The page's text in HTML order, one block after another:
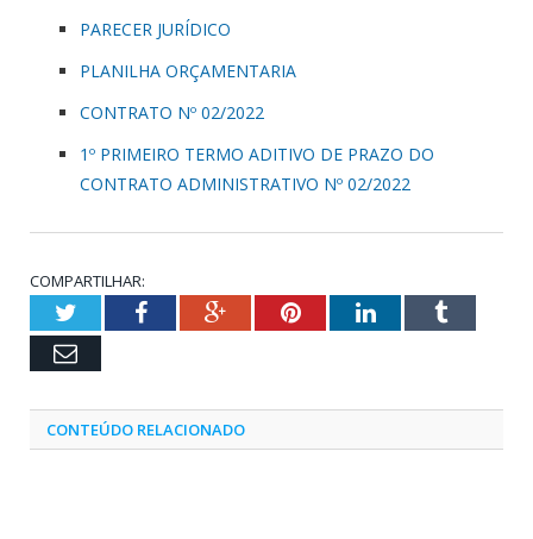
PARECER JURÍDICO
PLANILHA ORÇAMENTARIA
CONTRATO Nº 02/2022
1º PRIMEIRO TERMO ADITIVO DE PRAZO DO
CONTRATO ADMINISTRATIVO Nº 02/2022
COMPARTILHAR:
TwitterFacebookGoogle+PinterestLinkedInTumblr
Email
CONTEÚDO RELACIONADO